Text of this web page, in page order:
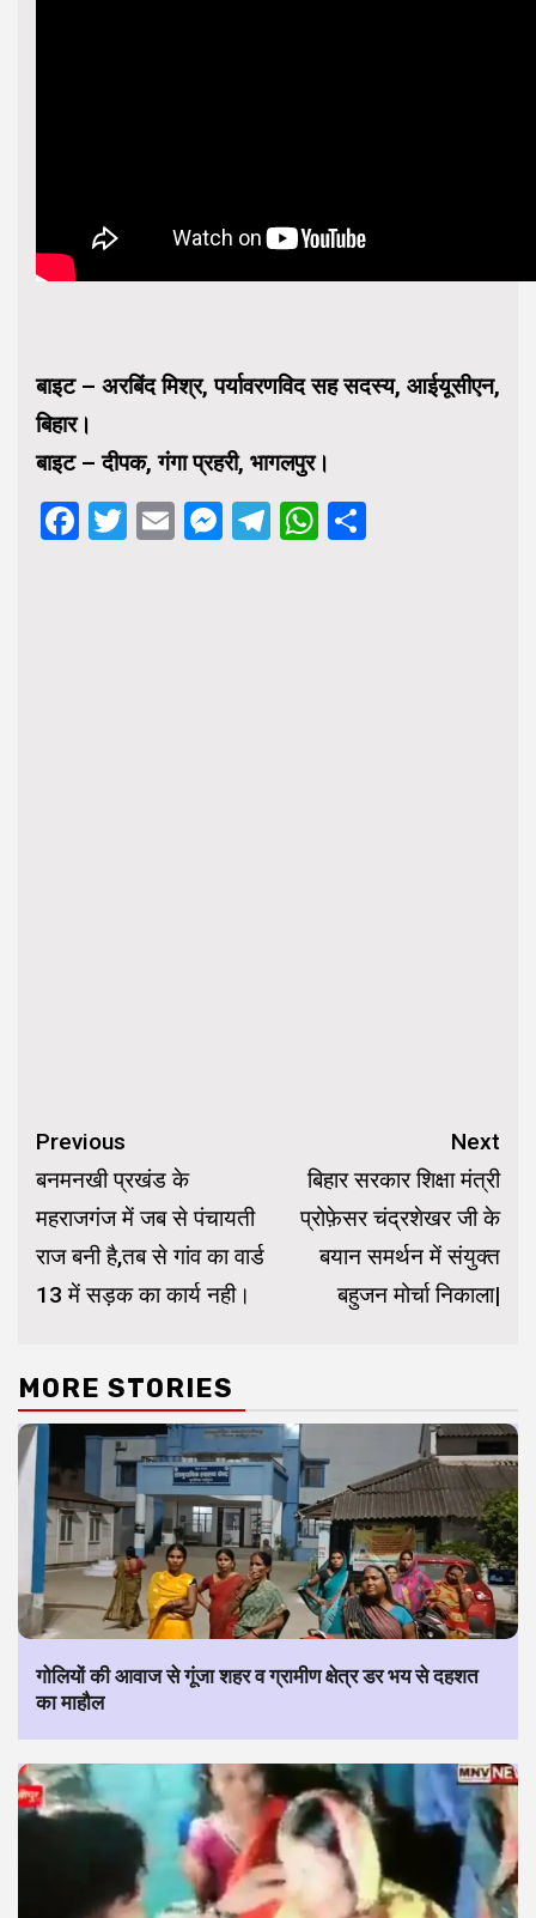
बाइट – अरबिंद मिश्र, पर्यावरणविद सह सदस्य, आईयूसीएन,
बिहार।
बाइट – दीपक, गंगा प्रहरी, भागलपुर।
Facebook
Twitter
EmailMessenger
Telegram
WhatsApp
Continue
Reading
Previous
बनमनखी प्रखंड के
महराजगंज में जब से पंचायती
राज बनी है,तब से गांव का वार्ड
13 में सड़क का कार्य नही।
Next
बिहार सरकार शिक्षा मंत्री
प्रोफ़ेसर चंद्रशेखर जी के
बयान समर्थन में संयुक्त
बहुजन मोर्चा निकाला|
MORE STORIES
गोलियों की आवाज से गूंजा शहर व ग्रामीण क्षेत्र डर भय से दहशत
का माहौल